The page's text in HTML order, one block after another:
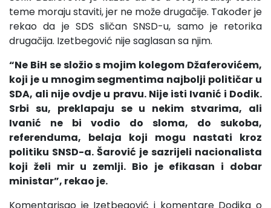
teme moraju staviti, jer ne može drugačije. Također je
rekao da je SDS sličan SNSD-u, samo je retorika
drugačija. Izetbegović nije saglasan sa njim.
“Ne BiH se složio s mojim kolegom Džaferovićem,
koji je u mnogim segmentima najbolji političar u
SDA, ali nije ovdje u pravu. Nije isti Ivanić i Dodik.
Srbi su, preklapaju se u nekim stvarima, ali
Ivanić ne bi vodio do sloma, do sukoba,
referenduma, belaja koji mogu nastati kroz
politiku SNSD-a. Šarović je sazrijeli nacionalista
koji želi mir u zemlji. Bio je efikasan i dobar
ministar”, rekao je.
Komentarisao je Izetbegović i komentare Dodika o